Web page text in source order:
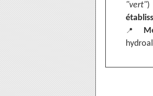
"vert"
📍